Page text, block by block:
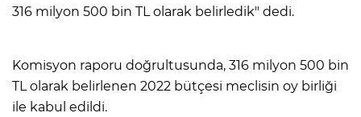
316 milyon 500 bin TL olarak belirledik" dedi.
Komisyon raporu doğrultusunda, 316 milyon 500 bin
TL olarak belirlenen 2022 bütçesi meclisin oy birliği
ile kabul edildi.